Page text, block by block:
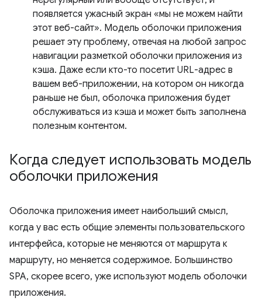
появляется ужасный экран «мы не можем найти
этот веб-сайт». Модель оболочки приложения
решает эту проблему, отвечая на любой запрос
навигации разметкой оболочки приложения из
кэша. Даже если кто-то посетит URL-адрес в
вашем веб-приложении, на котором он никогда
раньше не был, оболочка приложения будет
обслуживаться из кэша и может быть заполнена
полезным контентом.
Когда следует использовать модель
оболочки приложения
Оболочка приложения имеет наибольший смысл,
когда у вас есть общие элементы пользовательского
интерфейса, которые не меняются от маршрута к
маршруту, но меняется содержимое. Большинство
SPA, скорее всего, уже используют модель оболочки
приложения.